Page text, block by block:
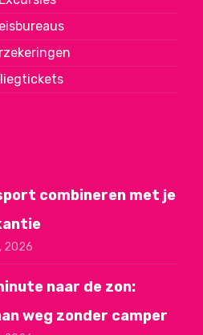
combineren met je
2026
naar de zon:
weg zonder camper